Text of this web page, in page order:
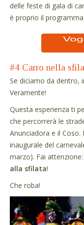
delle feste di gala di
è proprio il
#4 Carro nella
Se diciamo da dentro,
Veramente!
Questa esperienza ti
che percorrerà le
Anunciadora e il
inaugurale del
marzo). Fai
alla sfilata!
Che roba!